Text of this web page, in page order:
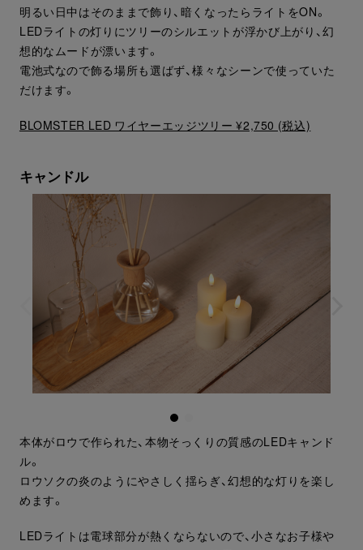
明るい日中はそのままで飾り、暗くなったらライトをON。
LEDライトの灯りにツリーのシルエットが浮かび上がり、幻
想的なムードが漂います。
電池式なので飾る場所も選ばず、様々なシーンで使っていた
だけます。
BLOMSTER LED ワイヤーエッジツリー ¥2,750 (税込)
キャンドル
本体がロウで作られた、本物そっくりの質感のLEDキャンド
ル。
ロウソクの炎のようにやさしく揺らぎ、幻想的な灯りを楽し
めます。
LEDライトは電球部分が熱くならないので、小さなお子様や